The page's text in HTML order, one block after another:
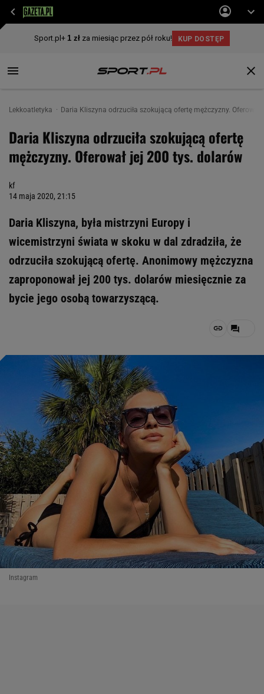
Lekkoatletyka Daria Kliszyna odrzuciła szokującą ofertę mężczyzny.
Daria Kliszyna odrzuciła szokującą ofertę
mężczyzny. Oferował jej 200 tys. dolarów
kf
14 maja 2020, 21:15
Daria Kliszyna, była mistrzyni Europy i
wicemistrzyni świata w skoku w dal zdradziła, że
odrzuciła szokującą ofertę. Anonimowy mężczyzna
zaproponował jej 200 tys. dolarów miesięcznie za
bycie jego osobą towarzyszącą.
Instagram